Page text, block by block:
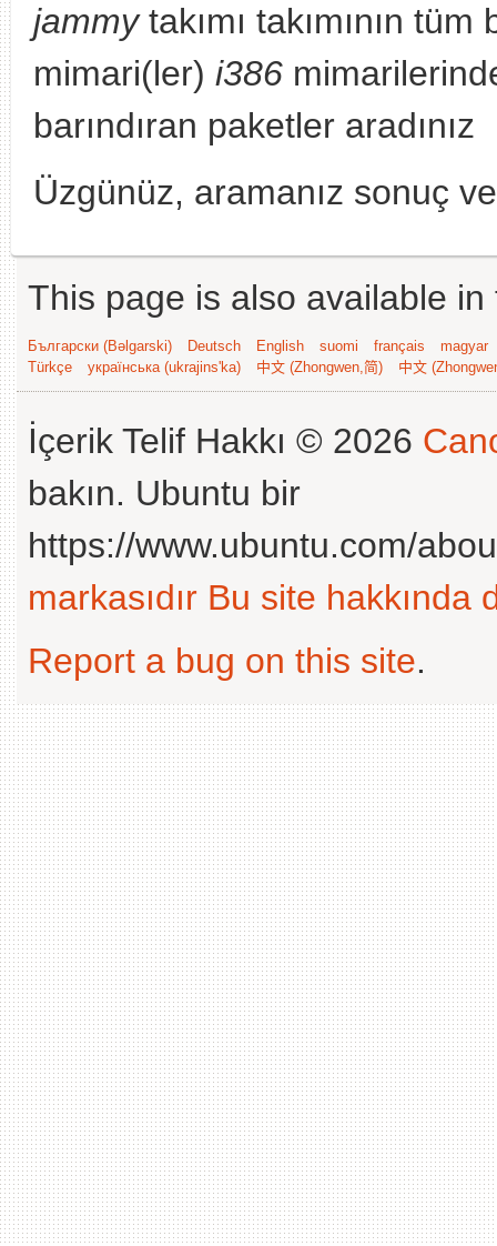
jammytakımı takımının
mimari(ler) i386
barındıran paketler aradınız
Üzgünüz, aramanız sonuç
This page is also available
Български (Bəlgarski) Deutsch English suomi français
magyar
Türkçe
українська (ukrajins'ka) 中文 (Zhongwen,简) 中文
İçerik Telif Hakkı © 2026
bakın. Ubuntu bir
https://www.ubuntu.com/
markasıdır Bu site hakkında
Report a bug on this site.